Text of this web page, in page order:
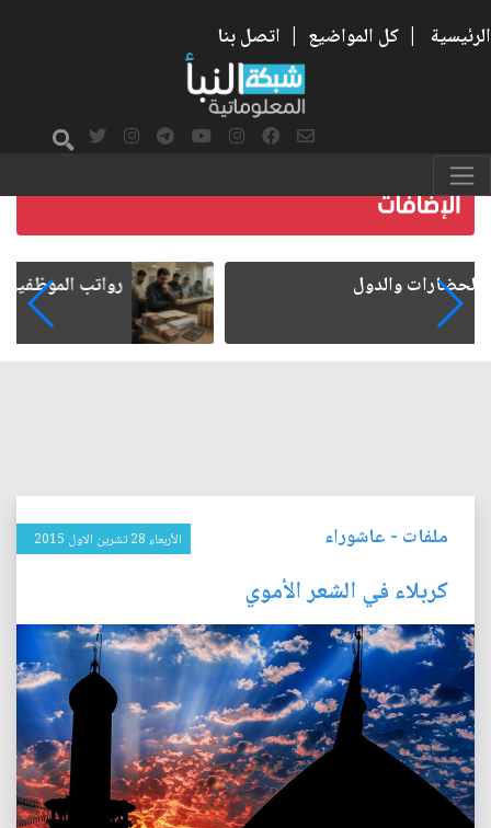
الرئيسية | كل المواضيع | اتصل بنا
رواتب الموظفين على صفيح ساخن
ملفات - عاشوراء الأربعاء 28 تشرين الاول 2015
كربلاء في الشعر الأموي